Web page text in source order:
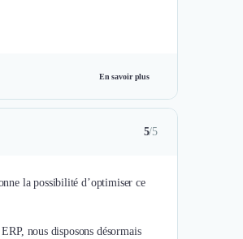
En savoir plus
5/5
la possibilité d’optimiser ce
nous disposons désormais